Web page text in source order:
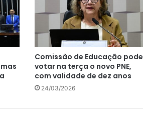
Comissão de Educação pode
votar na terça o novo PNE,
com validade de dez anos
24/03/2026